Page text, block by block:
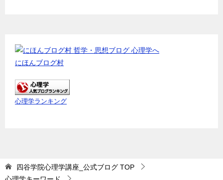
にほんブログ村
心理学ランキング
四谷学院心理学講座_公式ブログ TOP